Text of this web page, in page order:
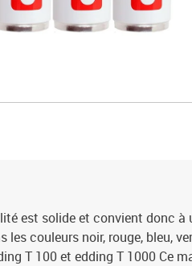
est solide et convient donc à
couleurs noir, rouge, bleu,
T 100 et edding T 1000 Ce